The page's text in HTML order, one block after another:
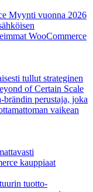
Myynti vuonna 2026
WooCommerce
tullut strateginen
of Certain Scale
perustaja, joka
vaikean
kauppiaat
tuotto-